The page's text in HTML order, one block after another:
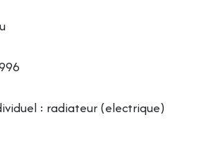
: radiateur (electrique)